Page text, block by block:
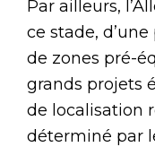
Par ailleurs,
ce stade,
de zones pré-
grands projets
de localisation
déterminé par